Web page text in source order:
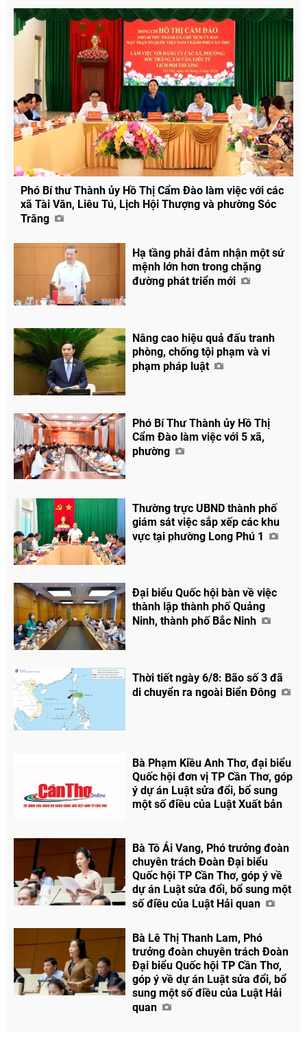
Chia sẻ
Phó Bí thư Thành ủy Hồ Thị Cẩm Đào làm việc với các
xã Tài Văn, Liêu Tú, Lịch Hội Thượng và phường Sóc
Trăng
Hạ tầng phải đảm nhận một sứ
mệnh lớn hơn trong chặng
đường phát triển mới
Nâng cao hiệu quả đấu tranh
phòng, chống tội phạm và vi
phạm pháp luật
Phó Bí Thư Thành ủy Hồ Thị
Cẩm Đào làm việc với 5 xã,
phường
Thường trực UBND thành phố
giám sát việc sắp xếp các khu
vực tại phường Long Phú 1
Đại biểu Quốc hội bàn về việc
thành lập thành phố Quảng
Ninh, thành phố Bắc Ninh
Thời tiết ngày 6/8: Bão số 3 đã
di chuyển ra ngoài Biển Đông
Bà Phạm Kiều Anh Thơ, đại biểu
Quốc hội đơn vị TP Cần Thơ, góp
ý dự án Luật sửa đổi, bổ sung
một số điều của Luật Xuất bản
Bà Tô Ái Vang, Phó trưởng đoàn
chuyên trách Đoàn Đại biểu
Quốc hội TP Cần Thơ, góp ý về
dự án Luật sửa đổi, bổ sung một
số điều của Luật Hải quan
Bà Lê Thị Thanh Lam, Phó
trưởng đoàn chuyên trách Đoàn
Đại biểu Quốc hội TP Cần Thơ,
góp ý về dự án Luật sửa đổi, bổ
sung một số điều của Luật Hải
quan